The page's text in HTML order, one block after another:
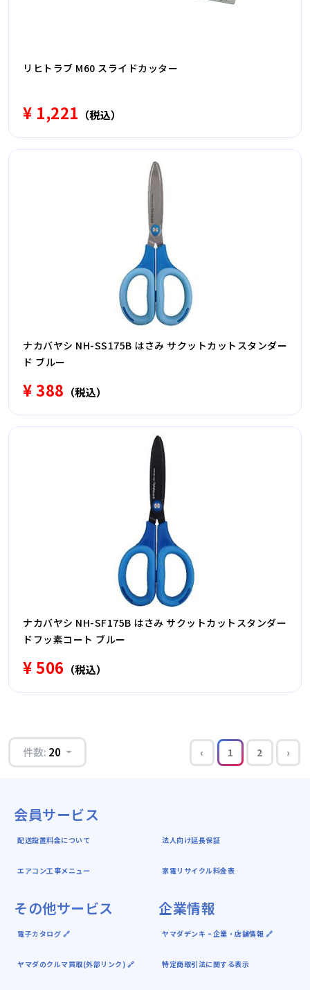
リヒトラブ M60 スライドカッター
¥ 1,221 （税込）
ナカバヤシ NH-SS175B はさみ サクットカットスタンダー
ド ブルー
¥ 388 （税込）
ナカバヤシ NH-SF175B はさみ サクットカットスタンダー
ドフッ素コート ブルー
¥ 506 （税込）
件数: 20 ‹ 1 2 ›
会員サービス
配送設置料金について
エアコン工事メニュー
法人向け延長保証
家電リサイクル料金表
その他サービス
電子カタログ 🔗
ヤマダのクルマ買取(外部リンク) 🔗
企業情報
ヤマダデンキ ｰ 企業・店舗情報 🔗
特定商取引法に関する表示